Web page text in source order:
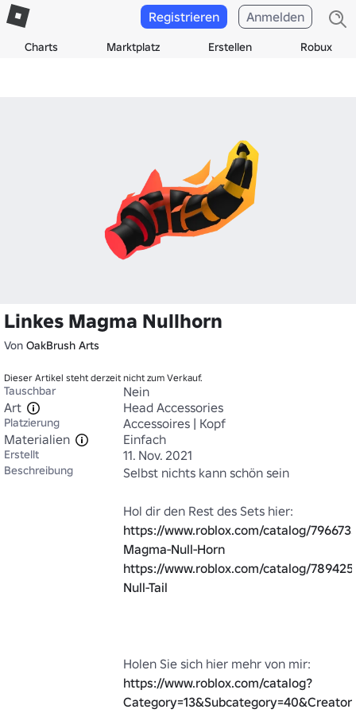
Charts Marktplatz Erstellen Robux
Registrieren Anmelden
Linkes Magma Nullhorn
Von OakBrush Arts
Dieser Artikel steht derzeit nicht zum Verkauf.
Tauschbar
Nein
Art
Head Accessories
Platzierung
Accessoires | Kopf
Materialien
Einfach
Erstellt 11. Nov. 2021
Beschreibung Selbst nichts kann schön sein
https://www.roblox.com/catalog/
Magma-Null-Horn
https://www.roblox.com/catalog/
Null-Tail
https://www.roblox.com/catalog?